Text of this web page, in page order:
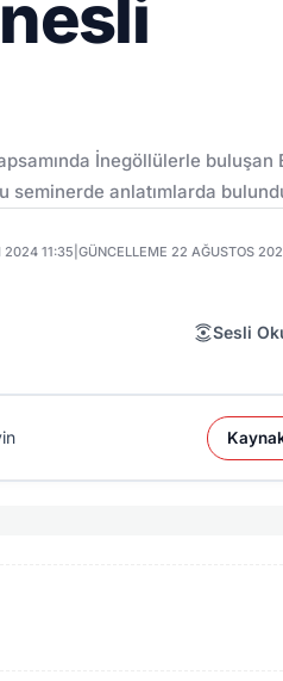
İnegöllülerle buluşan
seminerde anlatımlarda
2024 11:35 |GÜNCELLEME 22 AĞUSTOS
Sesli